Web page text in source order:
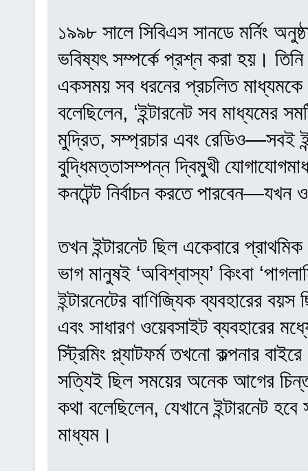
১৯৯৮ সালে সিবিএস সানডে মর্নিং
ভবিষ্যৎ সম্পর্কে প্রশ্ন করা হয়।
একসময় সব ধরনের প্রচলিত
বলেছিলেন, ‘ইন্টারনেট সব মাধ্যমের
মুদ্রিত, সম্প্রচার এবং রেডিও—সবই
বুদ্ধিমত্তাসম্পন্ন দ্বিমুখী
কনটেন্ট নির্বাচন করতে পারবেন—যখন
তখন ইন্টারনেট ছিল একেবারে
ভাগ মানুষই ‘অবিশ্বাস্য’ কিংবা
ইন্টারনেটের বাণিজ্যিক ব্যবহারের
এবং সাধারণ ওয়েবসাইট ব্যবহারের
স্ট্রিমিং প্ল্যাটফর্ম তখনো কল্পনার
সত্যিই ছিল সময়ের অনেক আগের
কথা বলেছিলেন, যেখানে ইন্টারনেট
মাধ্যম।